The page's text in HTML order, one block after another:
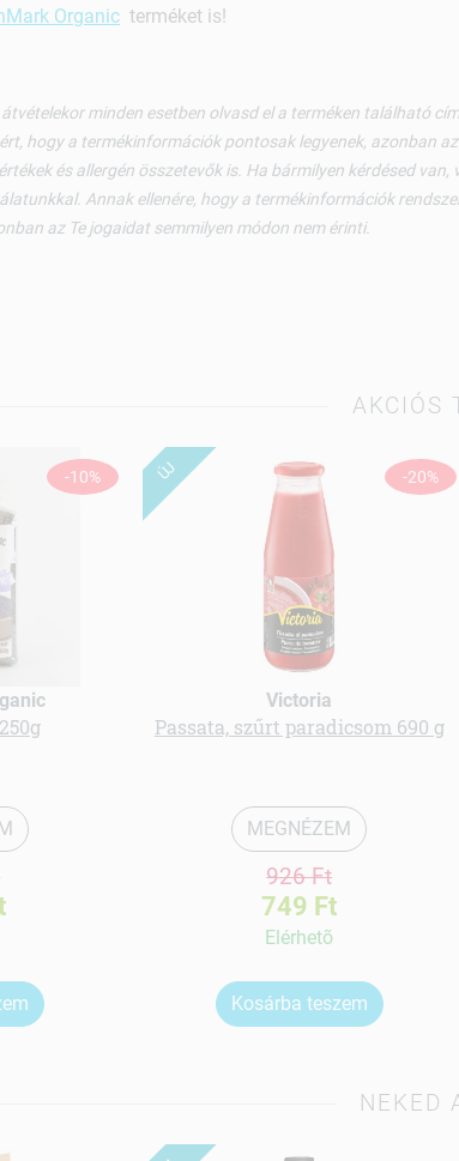
Organic terméket is!
minden esetben olvasd el a terméken található
hogy a termékinformációk pontosak legyenek, azonban
és allergén összetevők is. Ha bármilyen kérdésed
Annak ellenére, hogy a termékinformációk
az Te jogaidat semmilyen módon nem érinti.
AKCIÓS
-10% -20%
ÚJ
Victoria
Passata, szűrt paradicsom 690 g
MEGNÉZEM
926 Ft
749 Ft
Elérhetõ
Kosárba teszem
NEKED